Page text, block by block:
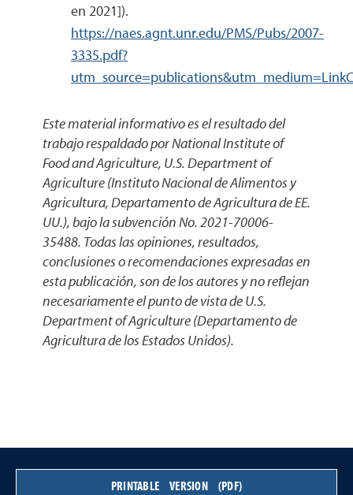
en 2021]).
https://naes.agnt.unr.edu/PMS/Pubs/2007-
3335.pdf?
Este material informativo es el resultado del
trabajo respaldado por National Institute of
Food and Agriculture, U.S. Department of
Agriculture (Instituto Nacional de Alimentos y
Agricultura, Departamento de Agricultura de EE.
UU.), bajo la subvención No. 2021-70006-
35488. Todas las opiniones, resultados,
conclusiones o recomendaciones expresadas en
esta publicación, son de los autores y no reflejan
necesariamente el punto de vista de U.S.
Department of Agriculture (Departamento de
Agricultura de los Estados Unidos).
PRINTABLE VERSION (PDF)